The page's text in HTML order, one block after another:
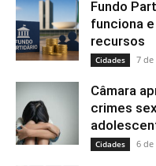
Fundo
funciona
recursos
Cidades 7 de
Câmara
crimes
Cidades 6 de